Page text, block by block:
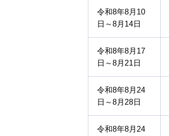
令和8年8月10
日～8月14日
令和8年8月17
日～8月21日
令和8年8月24
日～8月28日
令和8年8月24